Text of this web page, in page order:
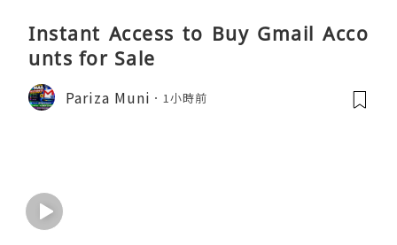
Instant Access to Buy Gmail Acco
unts for Sale
Pariza Muni 1小時前